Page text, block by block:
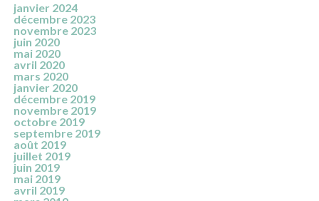
janvier 2024
décembre 2023
novembre 2023
juin 2020
mai 2020
avril 2020
mars 2020
janvier 2020
décembre 2019
novembre 2019
octobre 2019
septembre 2019
août 2019
juillet 2019
juin 2019
mai 2019
avril 2019